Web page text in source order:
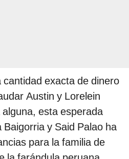
exacta de dinero
Austin y Lorelein
esta esperada
y Said Palao ha
para la familia de